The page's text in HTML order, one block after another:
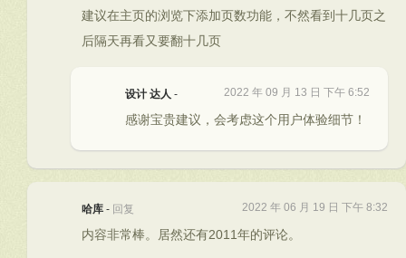
建议在主页的浏览下添加页数功能，不然看到十几页之
后隔天再看又要翻十几页
设计 达人 - 2022 年 09 月 13 日 下午 6:52
感谢宝贵建议，会考虑这个用户体验细节！
哈库 - 回复 2022 年 06 月 19 日 下午 8:32
内容非常棒。居然还有2011年的评论。